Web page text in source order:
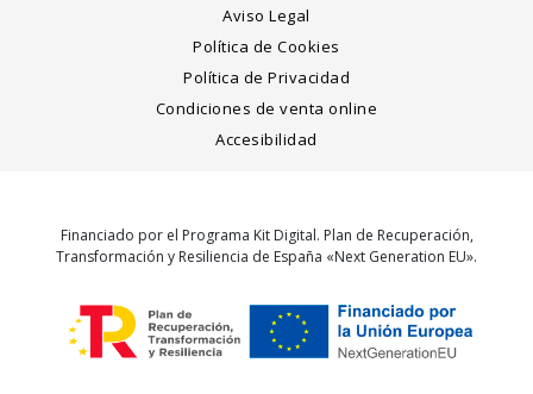
Aviso Legal
Política de Cookies
Política de Privacidad
Condiciones de venta online
Accesibilidad
Financiado por el Programa Kit Digital. Plan de Recuperación,
Transformación y Resiliencia de España «Next Generation EU».